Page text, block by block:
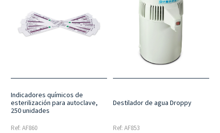
Indicadores químicos de
esterilización para autoclave,
250 unidades
Ref: AF860
Destilador de agua Droppy
Ref: AF853